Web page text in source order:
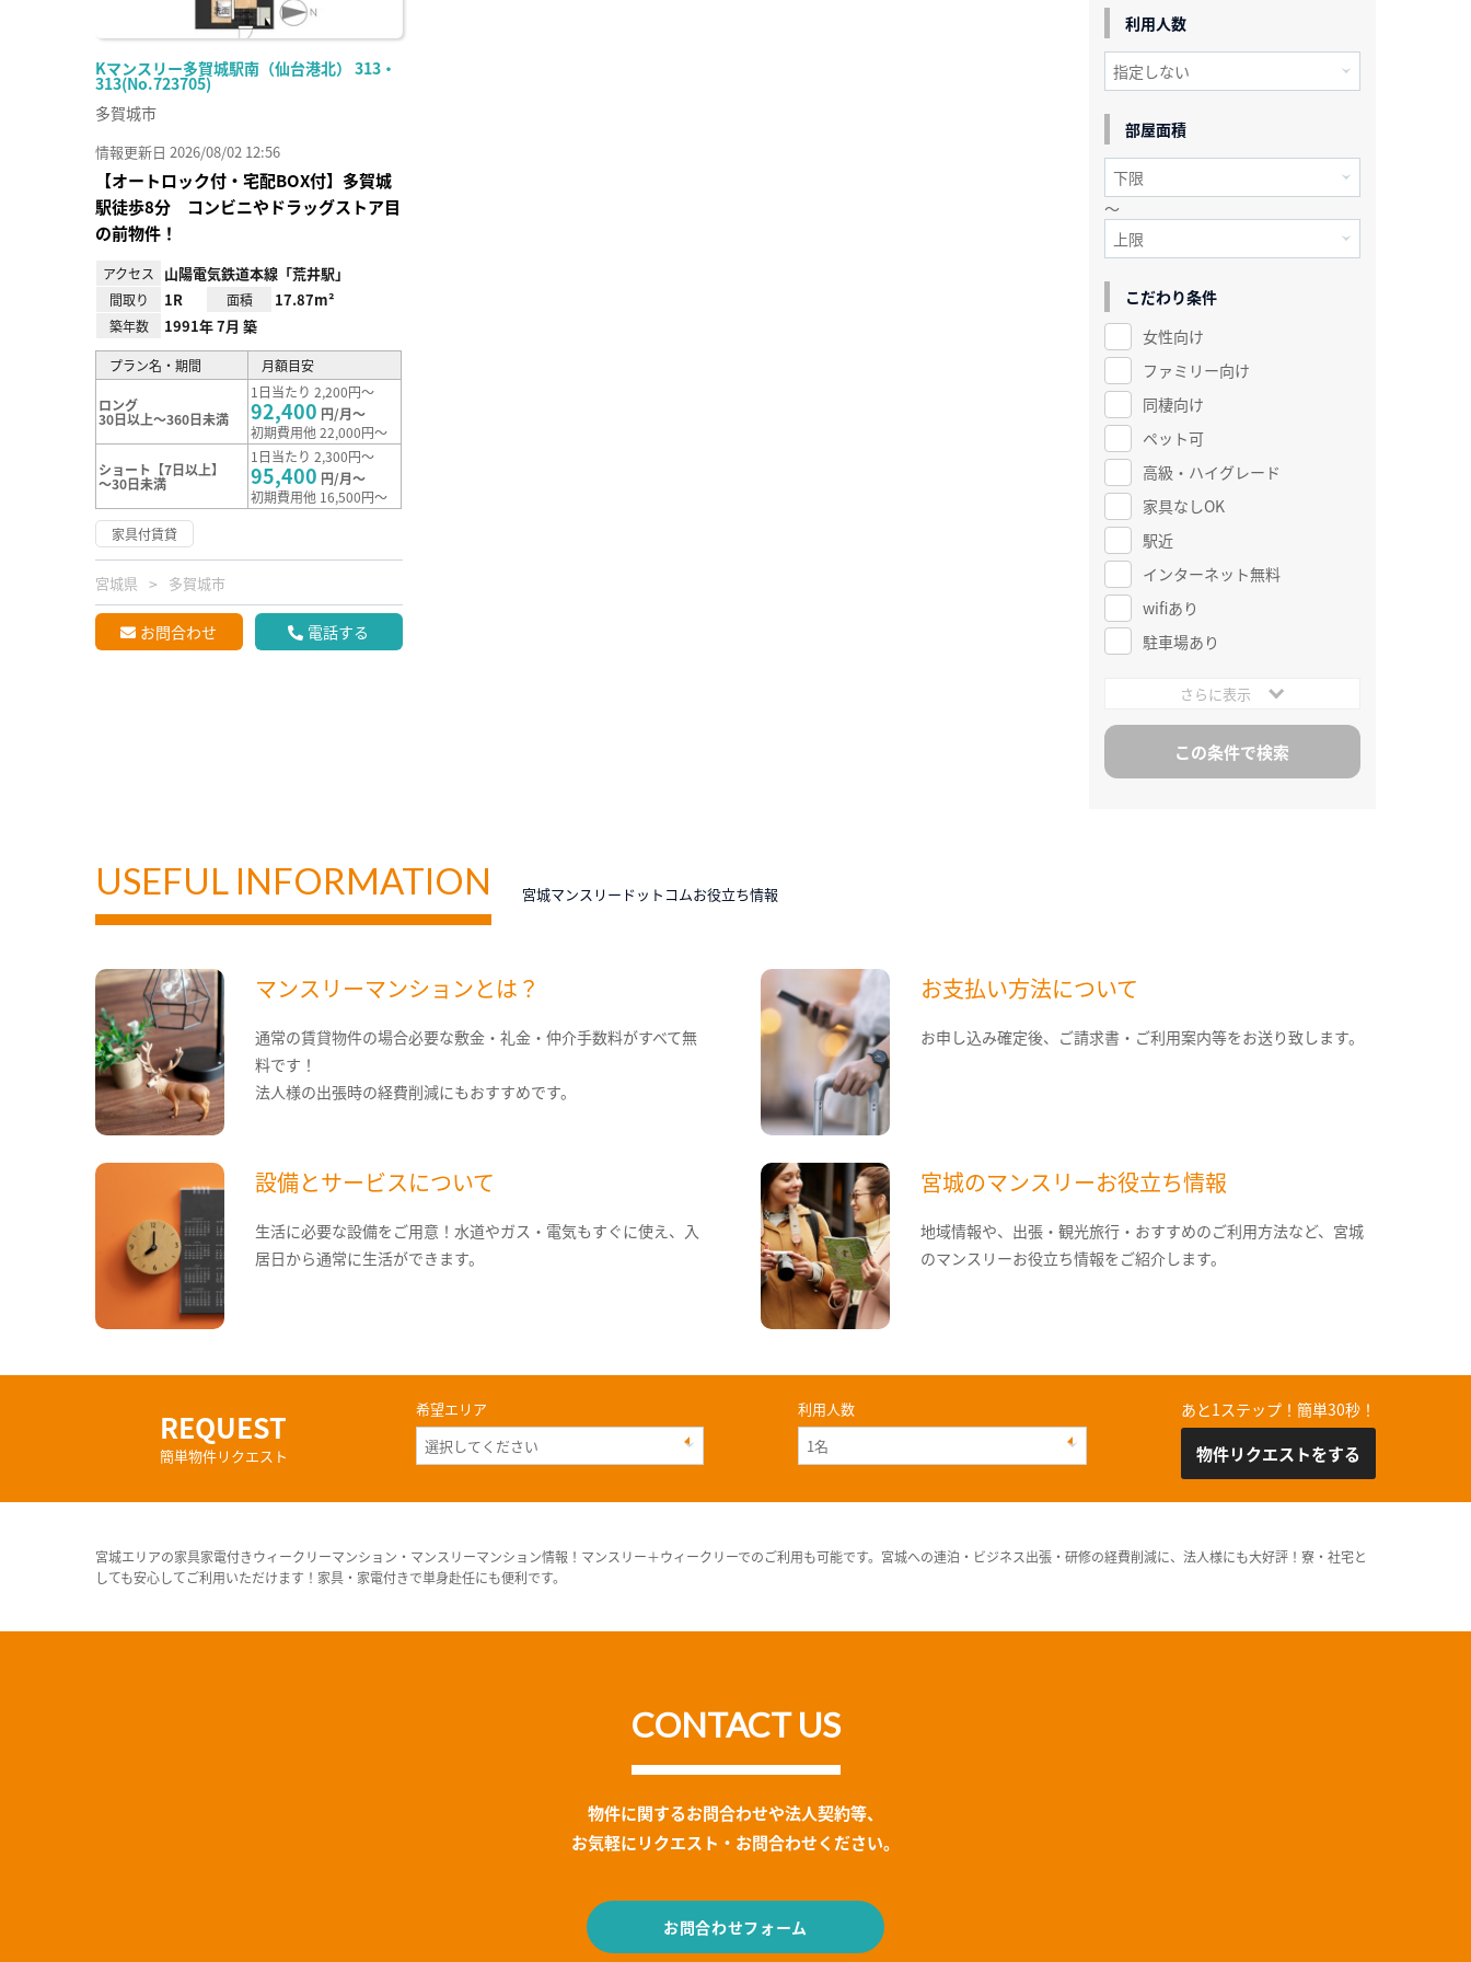
Kマンスリー多賀城駅南（仙台港北） 313・
313(No.723705)
多賀城市
情報更新日 2026/08/02 12:56
【オートロック付・宅配BOX付】多賀城
駅徒歩8分 コンビニやドラッグストア目
の前物件！
アクセス 山陽電気鉄道本線「荒井駅」
間取り 1R 面積 17.87m²
築年数 1991年 7月 築
プラン名・期間 月額目安
ロング
30日以上～360日未満
1日当たり 2,200円～
92,400 円/月～
初期費用他 22,000円～
ショート【7日以上】
～30日未満
1日当たり 2,300円～
95,400 円/月～
初期費用他 16,500円～
家具付賃貸
宮城県 多賀城市
お問合わせ 電話する
利用人数
部屋面積
～
こだわり条件
女性向け
ファミリー向け
同棲向け
ペット可
高級・ハイグレード
家具なしOK
駅近
インターネット無料
wifiあり
駐車場あり
さらに表示
USEFUL INFORMATION 宮城マンスリードットコムお役立ち情報
マンスリーマンションとは？
通常の賃貸物件の場合必要な敷金・礼金・仲介手数料がすべて無
料です！
法人様の出張時の経費削減にもおすすめです。
お支払い方法について
お申し込み確定後、ご請求書・ご利用案内等をお送り致します。
設備とサービスについて
生活に必要な設備をご用意！水道やガス・電気もすぐに使え、入
居日から通常に生活ができます。
宮城のマンスリーお役立ち情報
地域情報や、出張・観光旅行・おすすめのご利用方法など、宮城
のマンスリーお役立ち情報をご紹介します。
REQUEST
簡単物件リクエスト
希望エリア 利用人数 あと1ステップ！簡単30秒！
物件リクエストをする
宮城エリアの家具家電付きウィークリーマンション・マンスリーマンション情報！マンスリー＋ウィークリーでのご利用も可能です。宮城への連泊・ビジネス出張・研修の経費削減に、法人様にも大好評！寮・社宅と
しても安心してご利用いただけます！家具・家電付きで単身赴任にも便利です。
CONTACT US
物件に関するお問合わせや法人契約等、
お気軽にリクエスト・お問合わせください。
お問合わせフォーム